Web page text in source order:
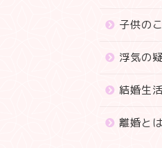
子供の
浮気の
結婚生活
離婚とは